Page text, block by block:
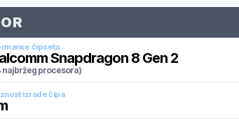
čipseta
Snapdragon 8 Gen 2
najbržeg procesora)
izrade čipa